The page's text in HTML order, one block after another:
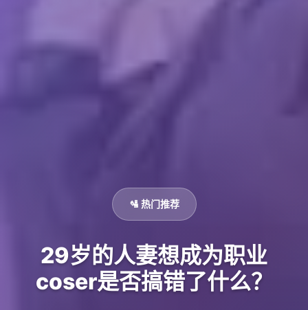
🛂 热门推荐
29岁的人妻想成为职业
coser是否搞错了什么？